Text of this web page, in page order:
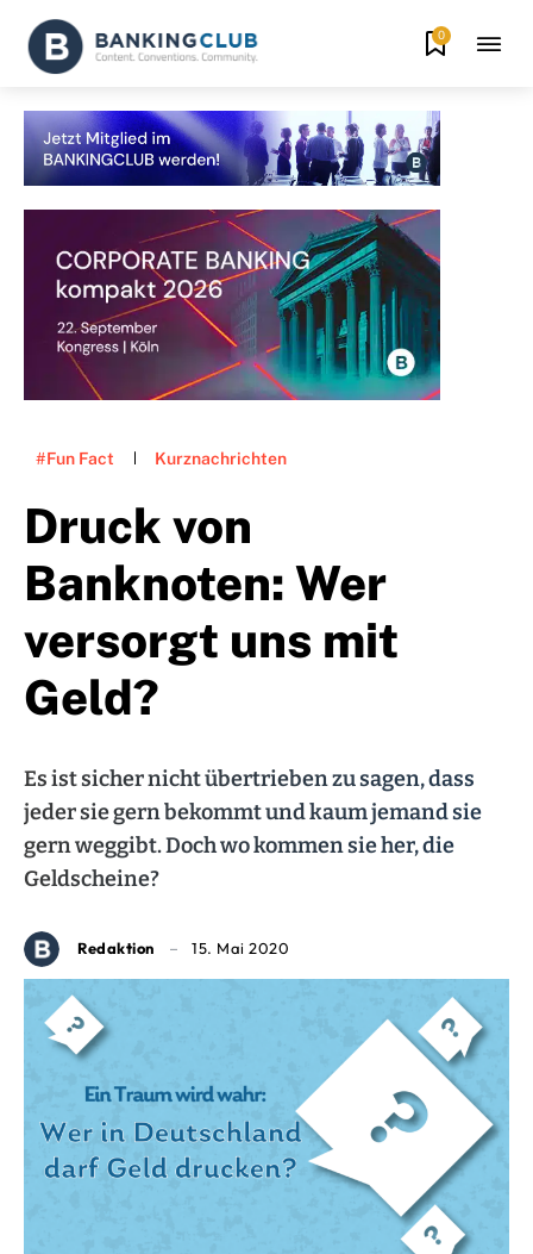
0
#Fun Fact Kurznachrichten
Druck von
Banknoten: Wer
versorgt uns mit
Geld?
Es ist sicher nicht übertrieben zu sagen, dass
jeder sie gern bekommt und kaum jemand sie
gern weggibt. Doch wo kommen sie her, die
Geldscheine?
Redaktion 15. Mai 2020